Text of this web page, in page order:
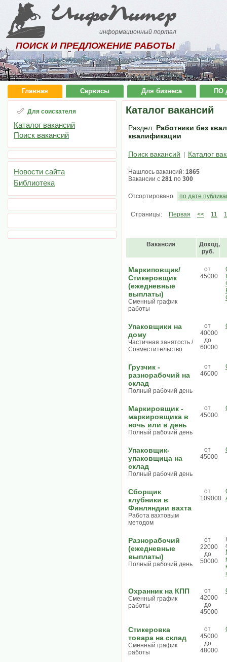
ИнфоПитер
информационный портал
ПОИСК И ПРЕДЛОЖЕНИЕ РАБОТЫ
Главная Сервисы Для бизнеса ПО
Для соискателя
Каталог вакансий
Поиск вакансий
Новости сайта
Библиотека
Каталог вакансий
Раздел: Работники без
квалификации
Поиск вакансий Каталог
Нашлось вакансий: 1865
Вакансии с 281 по 300
Отсортировано по дате
Страницы: Первая << 11
Вакансия
Доход,
руб.
Маркиповщик/
Стикеровщик
(ежедневные
выплаты)
Сменный график
работы
от
45000
Упаковщики на
дому
Частичная занятость /
Совместительство
от
40000
до
60000
Грузчик -
разнорабочий на
склад
Полный рабочий день
от
46000
Маркировщик -
маркировщика в
ночь или в день
Полный рабочий день
от
45000
Упаковщик-
упаковщица на
склад
Полный рабочий день
от
45000
Сборщик
клубники в
Финляндии вахта
Работа вахтовым
методом
от
109000
Разнорабочий
(ежедневные
выплаты)
Полный рабочий день
от
22000
до
50000
Охранник на КПП
Сменный график
работы
от
42000
до
45000
Стикеровка
товара на склад
Сменный график
работы
от
45000
до
48000